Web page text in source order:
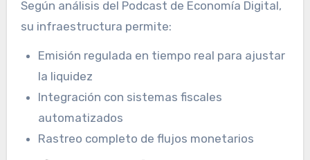
Según análisis del Podcast de Economía Digital,
su infraestructura permite:
Emisión regulada en tiempo real para ajustar
la liquidez
Integración con sistemas fiscales
automatizados
Rastreo completo de flujos monetarios